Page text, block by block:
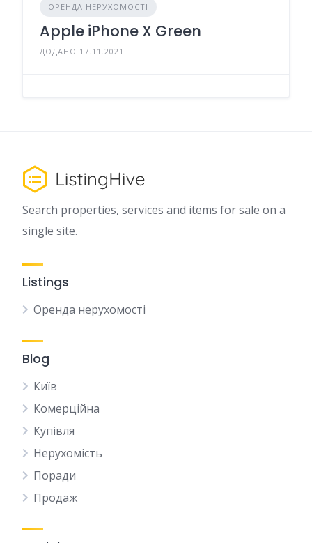
ОРЕНДА НЕРУХОМОСТІ
Apple iPhone X Green
ДОДАНО 17.11.2021
Search properties, services and items for sale on a
single site.
Listings
Оренда нерухомості
Blog
Київ
Комерційна
Купівля
Нерухомість
Поради
Продаж